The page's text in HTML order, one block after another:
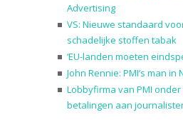
Advertising
VS: Nieuwe standaard
schadelijke stoffen tabak
‘EU-landen moeten
John Rennie: PMI’s man in
Lobbyfirma van PMI
betalingen aan